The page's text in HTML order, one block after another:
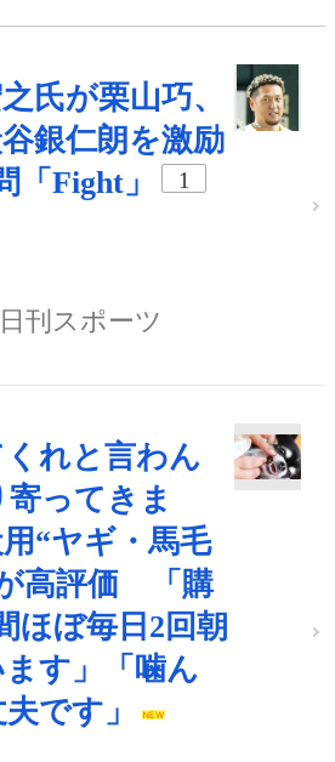
氏が栗山巧、
銀仁朗を激励
「Fight」
1
日刊スポーツ
くれと言わん
ってきま
“ヤギ・馬毛
高評価 「購
ほぼ毎日2回朝
す」「噛ん
です」